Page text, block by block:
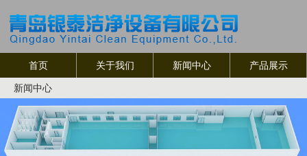
首页 关于我们 新闻中心 产品展示
新闻中心